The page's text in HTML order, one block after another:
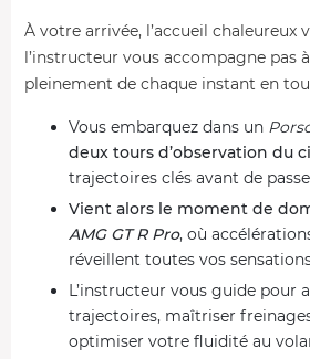
À votre arrivée, l’accueil chaleureux
l’instructeur vous accompagne pas
pleinement de chaque instant en
Vous embarquez dans un
deux tours d’observation du
trajectoires clés avant de
Vient alors le moment de
AMG GT R Pro, où
réveillent toutes vos
L’instructeur vous guide pour
trajectoires, maîtriser
optimiser votre fluidité au